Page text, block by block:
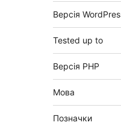
Версія
Tested up to
Версія PHP
Мова
Позначки